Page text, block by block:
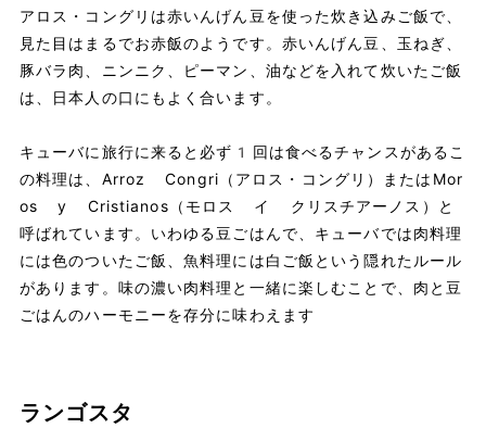
アロス・コングリは赤いんげん豆を使った炊き込みご飯で、
見た目はまるでお赤飯のようです。赤いんげん豆、玉ねぎ、
豚バラ肉、ニンニク、ピーマン、油などを入れて炊いたご飯
は、日本人の口にもよく合います。
キューバに旅行に来ると必ず1回は食べるチャンスがあるこ
の料理は、Arroz Congri（アロス・コングリ）またはMor
os y Cristianos（モロス イ クリスチアーノス）と
呼ばれています。いわゆる豆ごはんで、キューバでは肉料理
には色のついたご飯、魚料理には白ご飯という隠れたルール
があります。味の濃い肉料理と一緒に楽しむことで、肉と豆
ごはんのハーモニーを存分に味わえます
ランゴスタ